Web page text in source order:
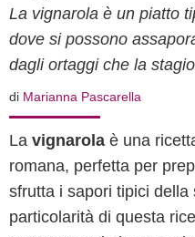
La vignarola è un piatto
dove si possono
dagli ortaggi che la
di Marianna Pascarella
La vignarola è una
romana, perfetta per
sfrutta i sapori tipici
particolarità di questa